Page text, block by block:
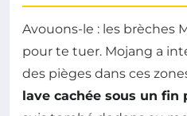
Avouons-le : les brèches
pour te tuer. Mojang a
des pièges dans ces
lave cachée sous un fin